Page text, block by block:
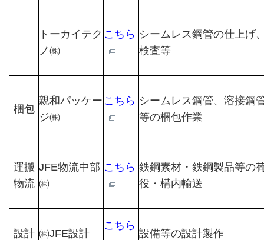
トーカイテク
ノ㈱
こちら シームレス鋼管の仕上げ
検査等
梱包
親和パッケー
ジ㈱
こちら シームレス鋼管、溶接鋼
等の梱包作業
運搬
物流
JFE物流中部
㈱
こちら 鉄鋼素材・鉄鋼製品等の
役・構内輸送
設計 ㈱JFE設計
こちら
設備等の設計製作